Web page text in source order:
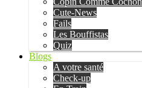
Cute-News
Fails
Les Bouffistas
Quiz
Blogs
A votre santé
Check-up